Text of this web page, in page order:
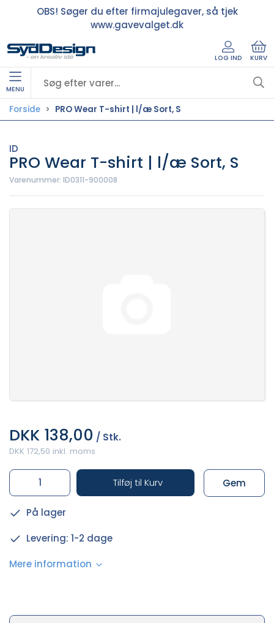
OBS! Søger du efter firmajulegaver, så tjek
www.gavevalget.dk
LOG IND KURV
MENU
Forside PRO Wear T-shirt | l/æ Sort, S
ID
PRO Wear T-shirt | l/æ Sort, S
Varenummer: ID0311-900008
DKK 138,00 / Stk.
DKK 172,50 inkl. moms
Tilføj til Kurv Gem
På lager
Levering: 1-2 dage
Mere information